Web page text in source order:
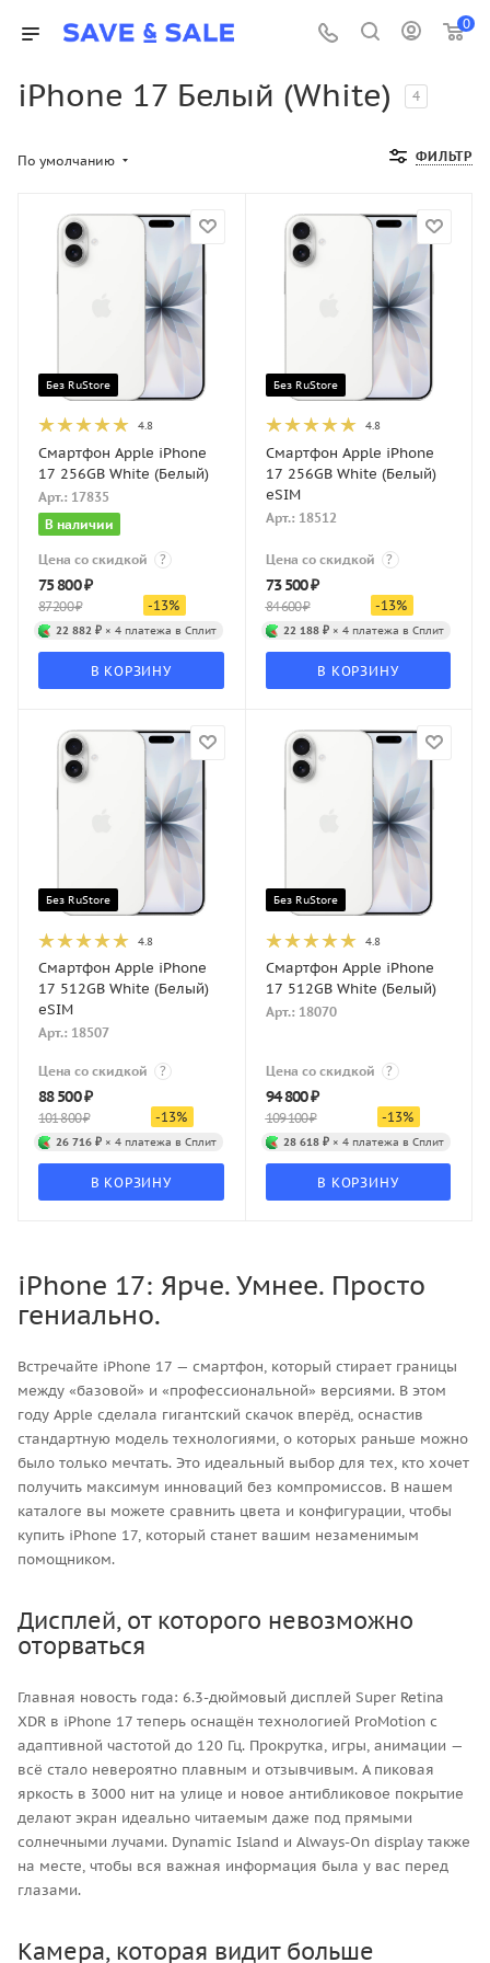
0
iPhone 17 Белый (White) 4
ФИЛЬТР
По умолчанию
Без RuStore
4.8
Смартфон Apple iPhone
17 256GB White (Белый)
Арт.: 17835
В наличии
Цена со скидкой ?
75 800₽
87 200₽ -13%
22 882 ₽ × 4 платежа в Сплит
В КОРЗИНУ
Без RuStore
4.8
Смартфон Apple iPhone
17 256GB White (Белый)
eSIM
Арт.: 18512
Цена со скидкой ?
73 500₽
84 600₽ -13%
22 188 ₽× 4 платежа в Сплит
В КОРЗИНУ
Без RuStore
4.8
Смартфон Apple iPhone
17 512GB White (Белый)
eSIM
Арт.: 18507
Цена со скидкой ?
88 500₽
101 800₽ -13%
26 716 ₽ × 4 платежа в Сплит
В КОРЗИНУ
Без RuStore
4.8
Смартфон Apple iPhone
17 512GB White (Белый)
Арт.: 18070
Цена со скидкой ?
94 800₽
109 100₽ -13%
28 618 ₽× 4 платежа в Сплит
В КОРЗИНУ
iPhone 17: Ярче. Умнее. Просто
гениально.
Встречайте iPhone 17 — смартфон, который стирает границы
между «базовой» и «профессиональной» версиями. В этом
году Apple сделала гигантский скачок вперёд, оснастив
стандартную модель технологиями, о которых раньше можно
было только мечтать. Это идеальный выбор для тех, кто хочет
получить максимум инноваций без компромиссов. В нашем
каталоге вы можете сравнить цвета и конфигурации, чтобы
купить iPhone 17, который станет вашим незаменимым
помощником.
Дисплей, от которого невозможно
оторваться
Главная новость года: 6.3-дюймовый дисплей Super Retina
XDR в iPhone 17 теперь оснащён технологией ProMotion с
адаптивной частотой до 120 Гц. Прокрутка, игры, анимации —
всё стало невероятно плавным и отзывчивым. А пиковая
яркость в 3000 нит на улице и новое антибликовое покрытие
делают экран идеально читаемым даже под прямыми
солнечными лучами. Dynamic Island и Always-On display также
на месте, чтобы вся важная информация была у вас перед
глазами.
Камера, которая видит больше